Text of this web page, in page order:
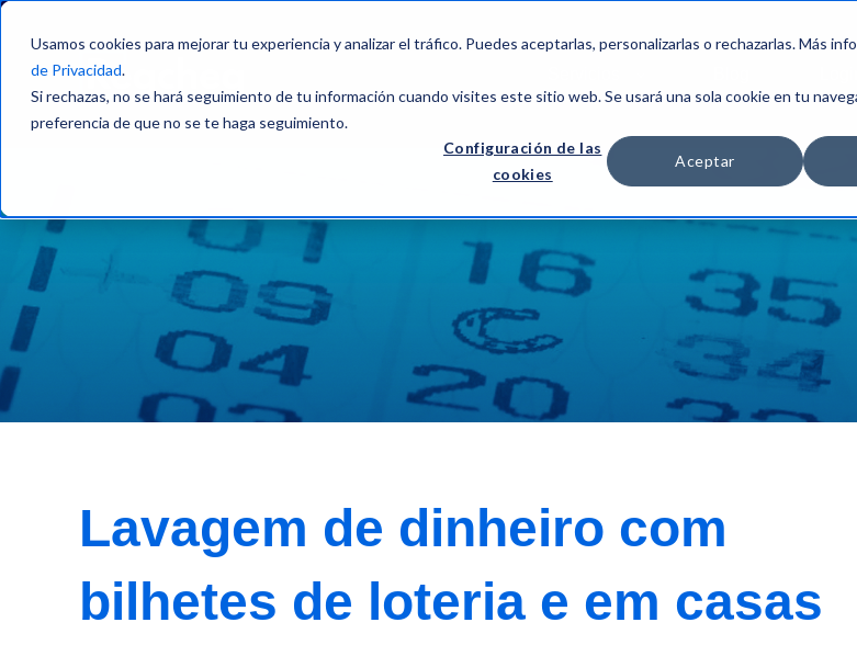
Usamos cookies para mejorar tu experiencia y analizar el tráfico. Puedes aceptarlas, personalizarlas o rechazarlas. Más
de Privacidad.
Si rechazas, no se hará seguimiento de tu información cuando visites este sitio web. Se usará una sola cookie en tu
preferencia de que no se te haga seguimiento.
Configuración de las
cookies
Aceptar
Lavagem de dinheiro com
bilhetes de loteria e em casas